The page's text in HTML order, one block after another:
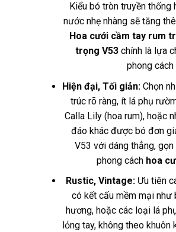
Kiểu bó tròn truyền thống
nước nhẹ nhàng sẽ tăng
Hoa cưới cầm tay rum
trọng V53chính là lựa
phong cách
Hiện đại, Tối giản: Chọn
trúc rõ ràng, ít lá phụ
Calla Lily (hoa rum), hoặc
đáo khác được bó đơn
V53 với dáng thẳng,
phong cách hoa
Rustic, Vintage: Ưu tiên
có kết cấu mềm mại như
hương, hoặc các loại lá
lỏng tay, không theo